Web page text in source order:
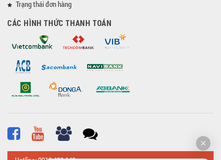
Trạng thái đơn hàng
CÁC HÌNH THỨC THANH TOÁN